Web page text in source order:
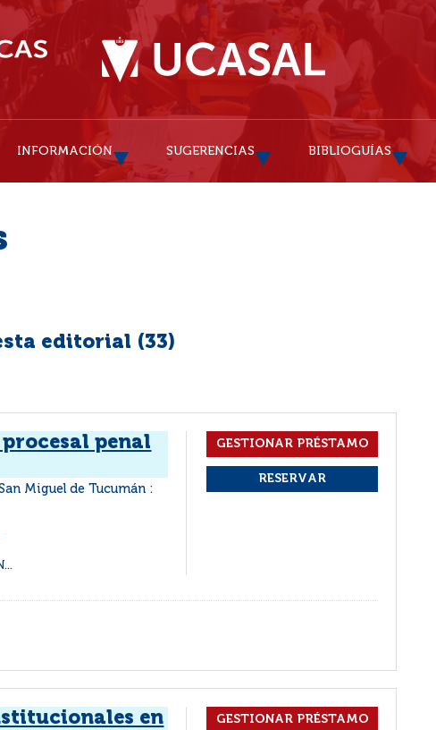
INFORMACIÓN SUGERENCIAS BIBLIOGUÍAS
editorial (33)
penal
Miguel de Tucumán :
en